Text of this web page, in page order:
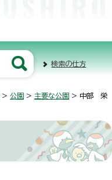
検索の仕方
> 公園 > 主要な公園 > 中部 栄